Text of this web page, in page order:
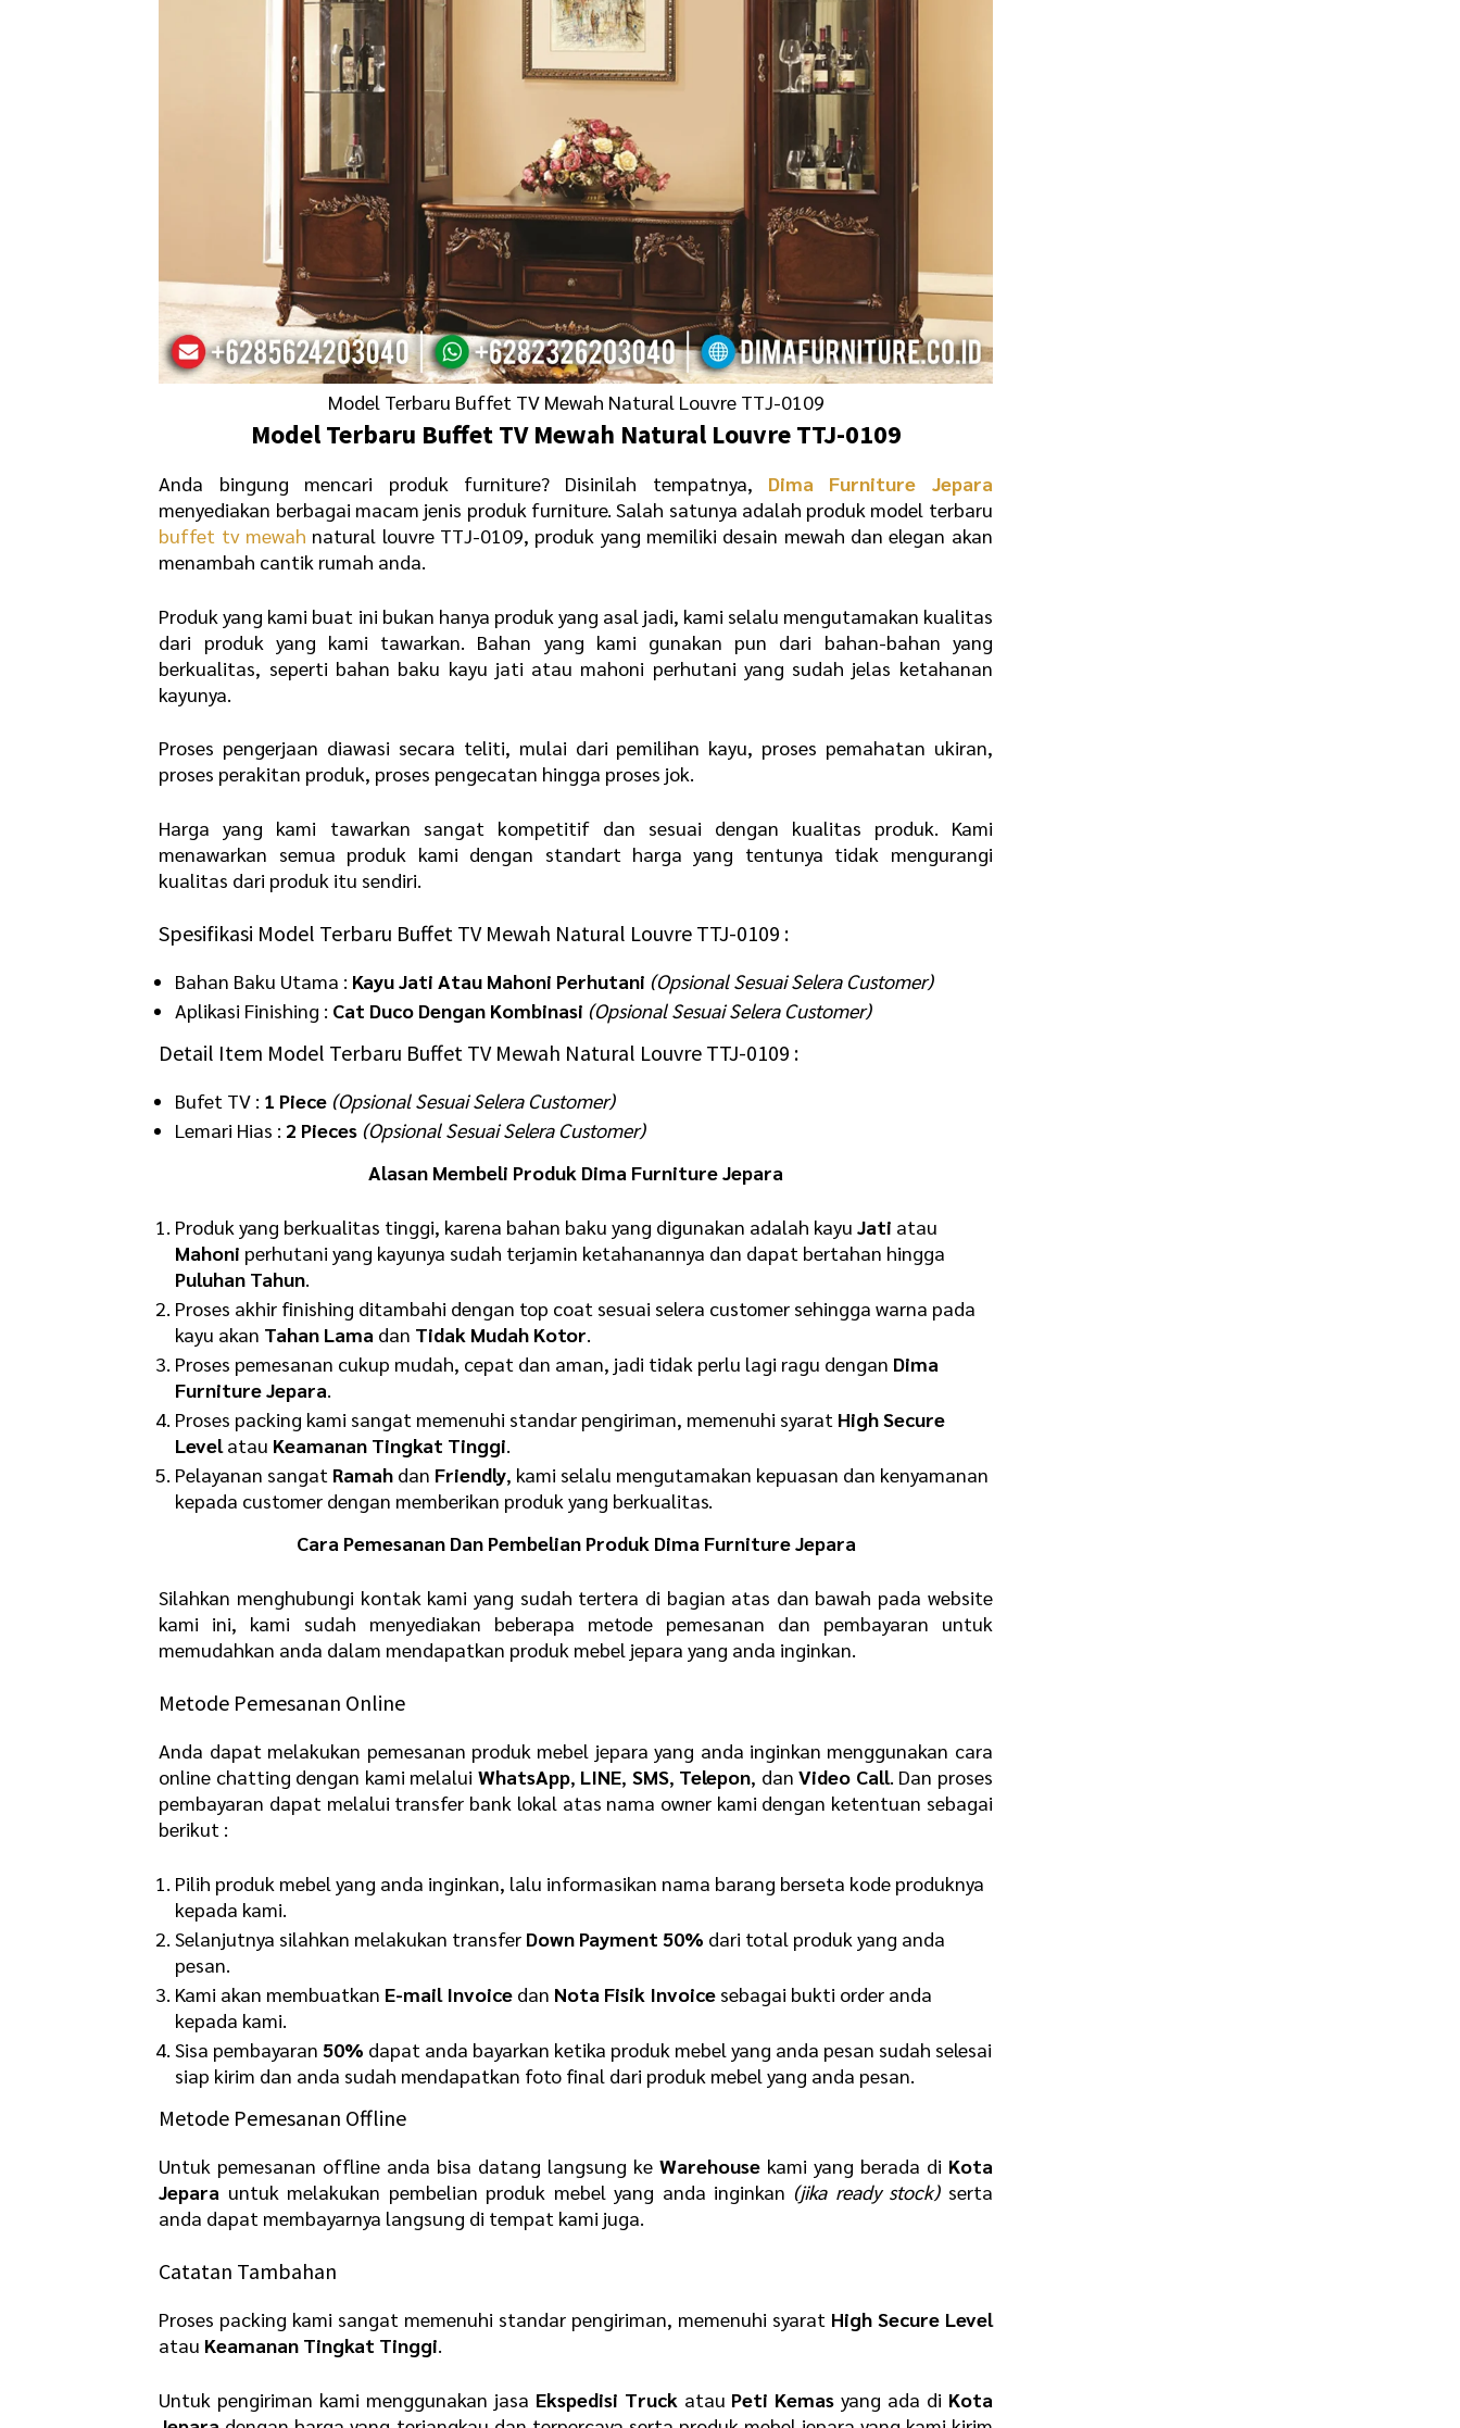
Model Terbaru Buffet TV Mewah Natural Louvre TTJ-0109
Model Terbaru Buffet TV Mewah Natural Louvre TTJ-0109
Anda bingung mencari produk furniture? Disinilah tempatnya, Dima Furniture Jepara
menyediakan berbagai macam jenis produk furniture. Salah satunya adalah produk model terbaru
buffet tv mewah natural louvre TTJ-0109, produk yang memiliki desain mewah dan elegan akan
menambah cantik rumah anda.
Produk yang kami buat ini bukan hanya produk yang asal jadi, kami selalu mengutamakan kualitas
dari produk yang kami tawarkan. Bahan yang kami gunakan pun dari bahan-bahan yang
berkualitas, seperti bahan baku kayu jati atau mahoni perhutani yang sudah jelas ketahanan
kayunya.
Proses pengerjaan diawasi secara teliti, mulai dari pemilihan kayu, proses pemahatan ukiran,
proses perakitan produk, proses pengecatan hingga proses jok.
Harga yang kami tawarkan sangat kompetitif dan sesuai dengan kualitas produk. Kami
menawarkan semua produk kami dengan standart harga yang tentunya tidak mengurangi
kualitas dari produk itu sendiri.
Spesifikasi Model Terbaru Buffet TV Mewah Natural Louvre TTJ-0109 :
Bahan Baku Utama : Kayu Jati Atau Mahoni Perhutani (Opsional Sesuai Selera Customer)
Aplikasi Finishing : Cat Duco Dengan Kombinasi (Opsional Sesuai Selera Customer)
Detail Item Model Terbaru Buffet TV Mewah Natural Louvre TTJ-0109 :
Bufet TV : 1 Piece (Opsional Sesuai Selera Customer)
Lemari Hias :2 Pieces (Opsional Sesuai Selera Customer)
Alasan Membeli Produk Dima Furniture Jepara
Produk yang berkualitas tinggi, karena bahan baku yang digunakan adalah kayu Jati atau
Mahoni perhutani yang kayunya sudah terjamin ketahanannya dan dapat bertahan hingga
Puluhan Tahun.
Proses akhir finishing ditambahi dengan top coat sesuai selera customer sehingga warna pada
kayu akan Tahan Lama dan Tidak Mudah Kotor.
Proses pemesanan cukup mudah, cepat dan aman, jadi tidak perlu lagi ragu dengan Dima
Furniture Jepara.
Proses packing kami sangat memenuhi standar pengiriman, memenuhi syarat High Secure
Levelatau Keamanan Tingkat Tinggi.
Pelayanan sangat Ramah dan Friendly, kami selalu mengutamakan kepuasan dan kenyamanan
kepada customer dengan memberikan produk yang berkualitas.
Cara Pemesanan Dan Pembelian Produk Dima Furniture Jepara
Silahkan menghubungi kontak kami yang sudah tertera di bagian atas dan bawah pada website
kami ini, kami sudah menyediakan beberapa metode pemesanan dan pembayaran untuk
memudahkan anda dalam mendapatkan produk mebel jepara yang anda inginkan.
Metode Pemesanan Online
Anda dapat melakukan pemesanan produk mebel jepara yang anda inginkan menggunakan cara
online chatting dengan kami melalui WhatsApp, LINE, SMS, Telepon, danVideo Call. Dan proses
pembayaran dapat melalui transfer bank lokal atas nama owner kami dengan ketentuan sebagai
berikut :
Pilih produk mebel yang anda inginkan, lalu informasikan nama barang berseta kode produknya
kepada kami.
Selanjutnya silahkan melakukan transfer Down Payment 50% dari total produk yang anda
pesan.
Kami akan membuatkan E-mail Invoice dan Nota Fisik Invoice sebagai bukti order anda
kepada kami.
Sisa pembayaran 50% dapat anda bayarkan ketika produk mebel yang anda pesan sudah selesai
siap kirim dan anda sudah mendapatkan foto final dari produk mebel yang anda pesan.
Metode Pemesanan Offline
Untuk pemesanan offline anda bisa datang langsung keWarehouse kami yang berada di Kota
Jepara untuk melakukan pembelian produk mebel yang anda inginkan (jika ready stock)serta
anda dapat membayarnya langsung di tempat kami juga.
Catatan Tambahan
Proses packing kami sangat memenuhi standar pengiriman, memenuhi syarat High Secure Level
atau Keamanan Tingkat Tinggi.
Untuk pengiriman kami menggunakan jasa Ekspedisi Truck atau Peti Kemas yang ada di Kota